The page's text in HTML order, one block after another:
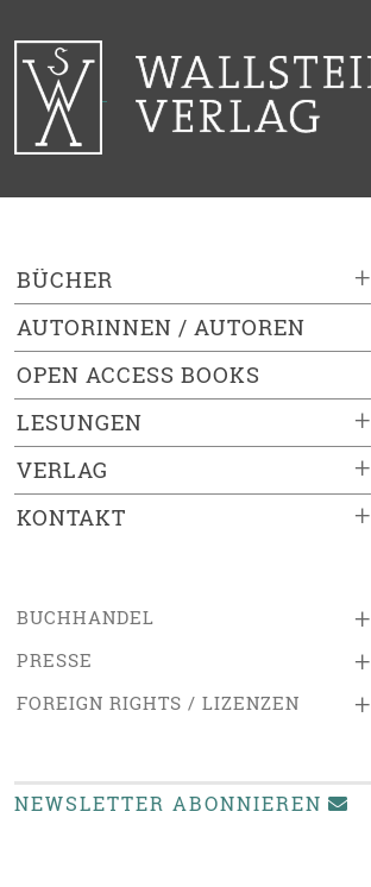
+
BÜCHER
AUTORINNEN / AUTOREN
OPEN ACCESS BOOKS
+
LESUNGEN
+
VERLAG
+
KONTAKT
+
BUCHHANDEL
+
PRESSE
+
FOREIGN RIGHTS / LIZENZEN
NEWSLETTER ABONNIEREN